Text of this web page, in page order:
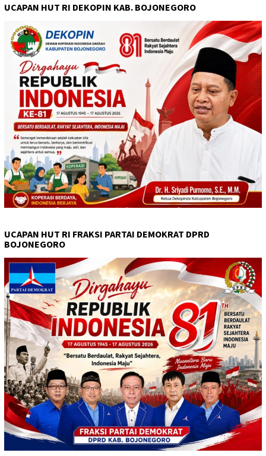
UCAPAN HUT RI DEKOPIN KAB. BOJONEGORO
UCAPAN HUT RI FRAKSI PARTAI DEMOKRAT DPRD
BOJONEGORO